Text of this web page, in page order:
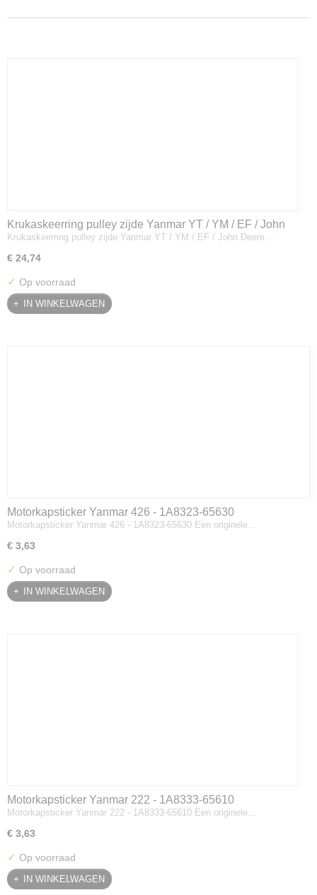
Krukaskeerring pulley zijde Yanmar YT / YM / EF / John
Deere - 119934-01800
Krukaskeerring pulley zijde Yanmar YT / YM / EF / John Deere…
€ 24,74
✓ Op voorraad
IN WINKELWAGEN
Motorkapsticker Yanmar 426 - 1A8323-65630
Motorkapsticker Yanmar 426 - 1A8323-65630 Een originele…
€ 3,63
✓ Op voorraad
IN WINKELWAGEN
Motorkapsticker Yanmar 222 - 1A8333-65610
Motorkapsticker Yanmar 222 - 1A8333-65610 Een originele…
€ 3,63
✓ Op voorraad
IN WINKELWAGEN